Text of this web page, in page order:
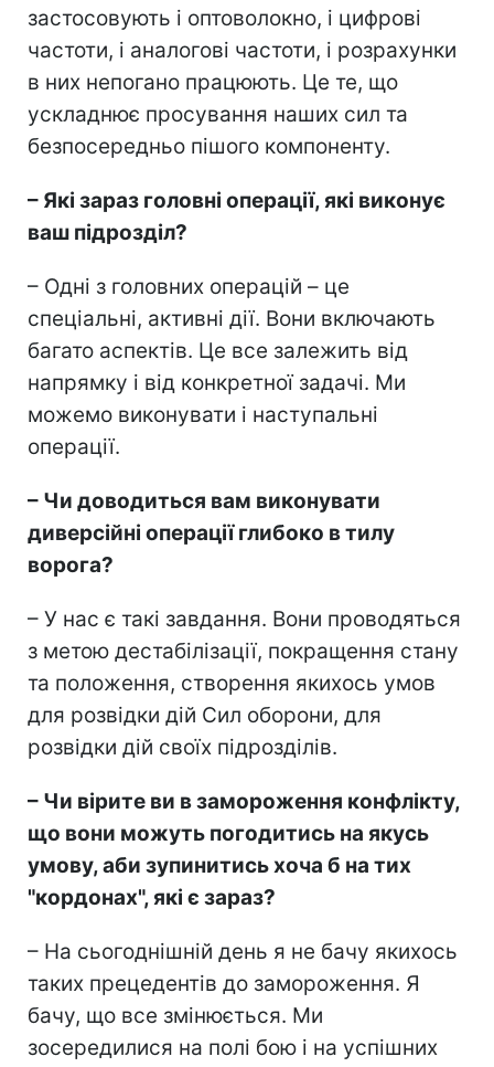
застосовують і оптоволокно, і цифрові
частоти, і аналогові частоти, і розрахунки
в них непогано працюють. Це те, що
ускладнює просування наших сил та
безпосередньо пішого компоненту.
– Які зараз головні операції, які виконує
ваш підрозділ?
– Одні з головних операцій – це
спеціальні, активні дії. Вони включають
багато аспектів. Це все залежить від
напрямку і від конкретної задачі. Ми
можемо виконувати і наступальні
операції.
– Чи доводиться вам виконувати
диверсійні операції глибоко в тилу
ворога?
– У нас є такі завдання. Вони проводяться
з метою дестабілізації, покращення стану
та положення, створення якихось умов
для розвідки дій Сил оборони, для
розвідки дій своїх підрозділів.
– Чи вірите ви в замороження конфлікту,
що вони можуть погодитись на якусь
умову, аби зупинитись хоча б на тих
"кордонах", які є зараз?
– На сьогоднішній день я не бачу якихось
таких прецедентів до замороження. Я
бачу, що все змінюється. Ми
зосередилися на полі бою і на успішних